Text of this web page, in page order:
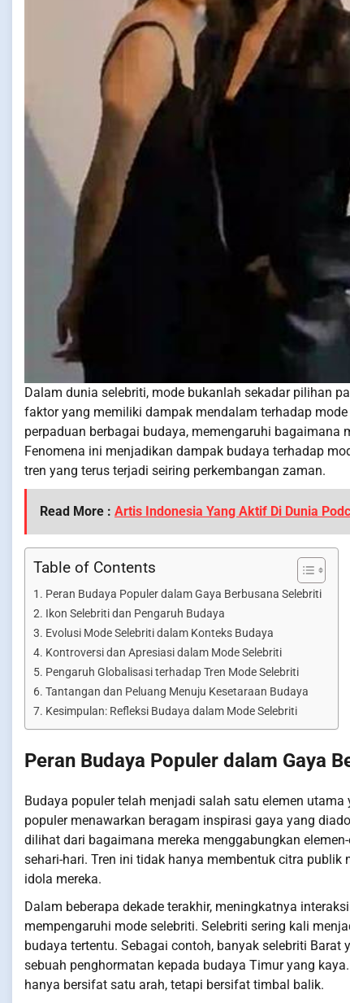
Dalam dunia selebriti, mode bukanlah sekadar pilihan
faktor yang memiliki dampak mendalam terhadap
perpaduan berbagai budaya, memengaruhi
Fenomena ini menjadikan dampak budaya terhadap
tren yang terus terjadi seiring perkembangan zaman.
Read More : Artis Indonesia Yang Aktif Di Dunia
Table of Contents
Peran Budaya Populer dalam Gaya Berbusana Selebriti
Ikon Selebriti dan Pengaruh Budaya
Evolusi Mode Selebriti dalam Konteks Budaya
Kontroversi dan Apresiasi dalam Mode Selebriti
Pengaruh Globalisasi terhadap Tren Mode Selebriti
Tantangan dan Peluang Menuju Kesetaraan Budaya
Kesimpulan: Refleksi Budaya dalam Mode Selebriti
Peran Budaya Populer dalam Gaya
Budaya populer telah menjadi salah satu elemen
populer menawarkan beragam inspirasi gaya yang
dilihat dari bagaimana mereka menggabungkan
sehari-hari. Tren ini tidak hanya membentuk citra
idola mereka.
Dalam beberapa dekade terakhir, meningkatnya
mempengaruhi mode selebriti. Selebriti sering kali
budaya tertentu. Sebagai contoh, banyak selebriti
sebuah penghormatan kepada budaya Timur yang
hanya bersifat satu arah, tetapi bersifat timbal balik.